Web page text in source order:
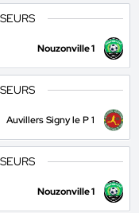
Nouzonville 1
Auvillers Signy le P 1
Nouzonville 1